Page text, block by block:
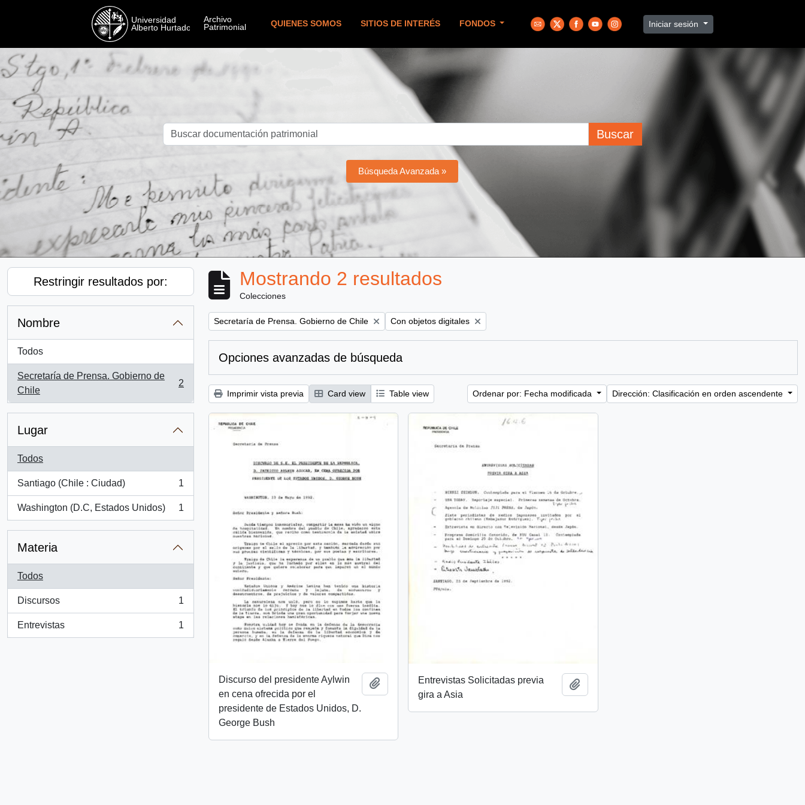
QUIENES SOMOS SITIOS DE INTERÉS FONDOS Iniciar sesión
Buscar
Búsqueda Avanzada »
Restringir resultados por:
Nombre
Todos
Secretaría de Prensa. Gobierno de
Chile
, 2 resultados
2
Lugar
Todos
Santiago (Chile : Ciudad)
, 1 resultados
1
Washington (D.C, Estados Unidos)
, 1 resultados
1
Materia
Todos
Discursos
, 1 resultados
1
Entrevistas
, 1 resultados
1
Mostrando 2 resultados
Colecciones
Remove filter:
Secretaría de Prensa. Gobierno de Chile Remove filter:
Con objetos digitales
Opciones avanzadas de búsqueda
Imprimir vista previa Card view Table view Ordenar por: Fecha modificada Dirección: Clasificación en orden ascendente
Discurso del presidente Aylwin
en cena ofrecida por el
presidente de Estados Unidos, D.
George Bush
Añadir al portapapeles
Entrevistas Solicitadas previa
gira a Asia
Añadir al portapapeles